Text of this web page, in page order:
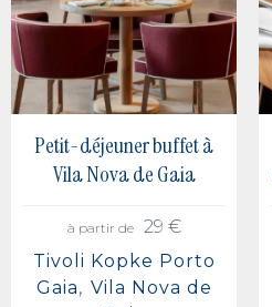
Buenos Aires, Argentine
Ville de Mexico, Mexique
Petit-déjeuner buffet à
Vila Nova de Gaia
à partir de
29 €
Tivoli Kopke Porto
Gaia
Vila Nova de